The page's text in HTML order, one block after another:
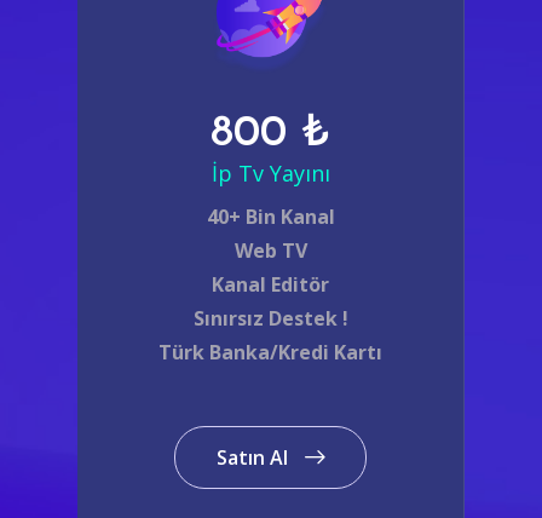
800 ₺
İp Tv Yayını
40+ Bin Kanal
Web TV
Kanal Editör
Sınırsız Destek !
Türk Banka/Kredi Kartı
Satın Al